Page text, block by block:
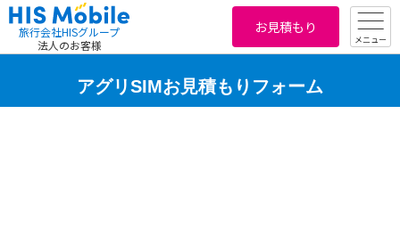
旅行会社HISグループ
法人のお客様
お見積もり
メニュー
アグリSIMお見積もりフォーム